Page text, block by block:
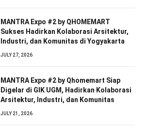
MANTRA Expo #2 by QHOMEMART
Sukses Hadirkan Kolaborasi Arsitektur,
Industri, dan Komunitas di Yogyakarta
JULY 27, 2026
MANTRA Expo #2 by Qhomemart Siap
Digelar di GIK UGM, Hadirkan Kolaborasi
Arsitektur, Industri, dan Komunitas
JULY 21, 2026